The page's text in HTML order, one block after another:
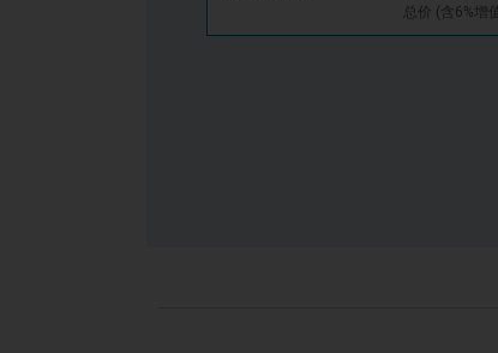
总价 (含6%增